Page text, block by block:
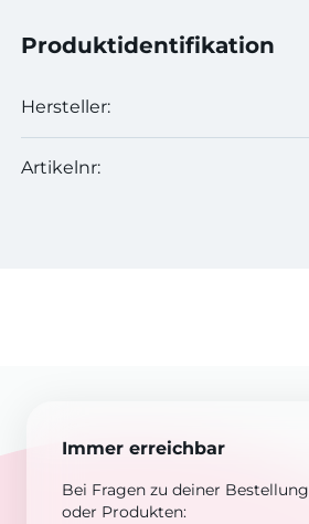
Produktidentifikation
Hersteller:
Artikelnr:
Immer erreichbar
Bei Fragen zu deiner Bestellung
oder Produkten: